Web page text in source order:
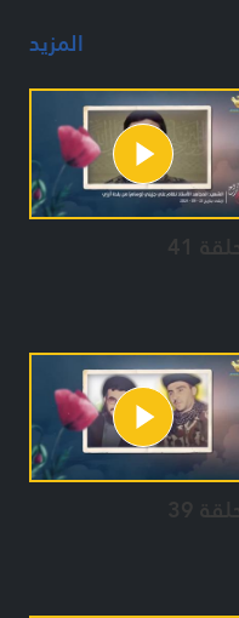
المزيد
الحلقة 41
الحلقة 39